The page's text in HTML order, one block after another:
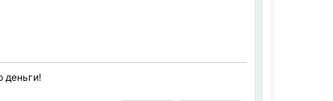
деньги!